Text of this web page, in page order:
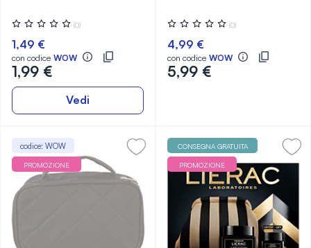
Valutazione:
0%
(0)
1,49 €
con codice WOW
1,99 €
Vedi
Valutazione:
0%
(0)
4,99 €
con codice WOW
5,99 €
codice: WOW
PROMOZIONE
CONSEGNA GRATUITA
PROMOZIONE